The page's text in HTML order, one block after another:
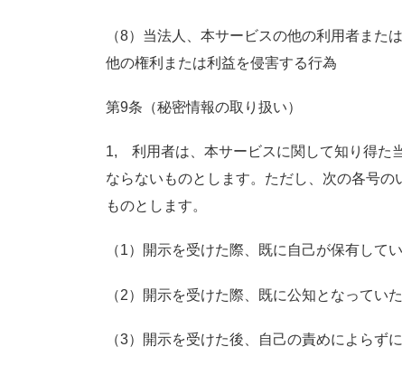
（8）当法人、本サービスの他の利用者また
他の権利または利益を侵害する行為
第9条（秘密情報の取り扱い）
1, 利用者は、本サービスに関して知り得た
ならないものとします。ただし、次の各号
ものとします。
（1）開示を受けた際、既に自己が保有してい
（2）開示を受けた際、既に公知となっていた
（3）開示を受けた後、自己の責めによらず